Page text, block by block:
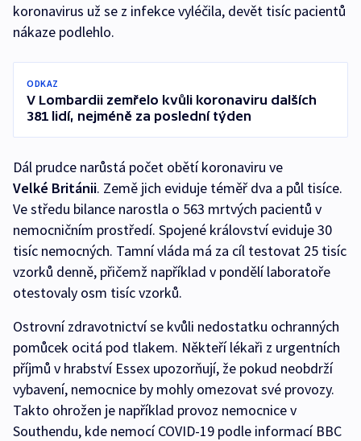
koronavirus už se z infekce vyléčila, devět tisíc pacientů
nákaze podlehlo.
ODKAZ
V Lombardii zemřelo kvůli koronaviru dalších
381 lidí, nejméně za poslední týden
Dál prudce narůstá počet obětí koronaviru ve
Velké Británii. Země jich eviduje téměř dva a půl tisíce.
Ve středu bilance narostla o 563 mrtvých pacientů v
nemocničním prostředí. Spojené království eviduje 30
tisíc nemocných. Tamní vláda má za cíl testovat 25 tisíc
vzorků denně, přičemž například v pondělí laboratoře
otestovaly osm tisíc vzorků.
Ostrovní zdravotnictví se kvůli nedostatku ochranných
pomůcek ocitá pod tlakem. Někteří lékaři z urgentních
příjmů v hrabství Essex upozorňují, že pokud neobdrží
vybavení, nemocnice by mohly omezovat své provozy.
Takto ohrožen je například provoz nemocnice v
Southendu, kde nemocí COVID-19 podle informací BBC